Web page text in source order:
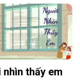
nhìn thấy em